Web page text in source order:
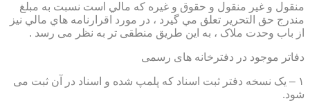
منقول و غير منقول و حقوق و غيره كه مالي است نسبت به مبلغ
مندرج حق التحرير تعلق مي گيرد ، در مورد اقرارنامه هاي مالي نيز
از باب وحدت ملاک ، به این طریق منطقی تر به نظر می رسد .
دفاتر موجود در دفترخانه های رسمی
۱ – یک نسخه دفتر ثبت اسناد که پلمپ شده و اسناد در آن ثبت می
شود.